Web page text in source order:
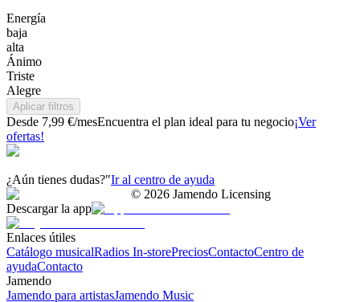
Energía
baja
alta
Ánimo
Triste
Alegre
Aplicar filtros
Desde 7,99 €/mesEncuentra el plan ideal para tu negocio¡Ver
ofertas!
¿Aún tienes dudas?"Ir al centro de ayuda
© 2026 Jamendo Licensing
Descargar la app
Enlaces útiles
Catálogo musicalRadios In-storePreciosContactoCentro de
ayudaContacto
Jamendo
Jamendo para artistasJamendo Music